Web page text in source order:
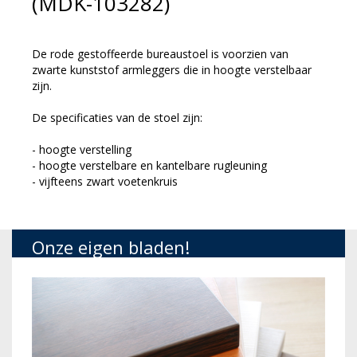
De rode gestoffeerde bureaustoel is voorzien van
zwarte kunststof armleggers die in hoogte verstelbaar
zijn.
De specificaties van de stoel zijn:
- hoogte verstelling
- hoogte verstelbare en kantelbare rugleuning
- vijfteens zwart voetenkruis
Onze eigen bladen!